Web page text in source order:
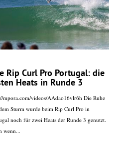
Rip Curl Pro Portugal: die
Heats in Runde 3
mpora.com/videos/AAdao16vlr6h Die Ruhe
Sturm wurde beim Rip Curl Pro in
noch für zwei Heats der Runde 3 genutzt.
wenn...